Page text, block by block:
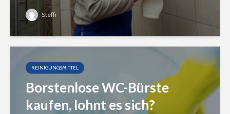
Steffi
REINIGUNGSMITTEL
Borstenlose WC-Bürste
kaufen, lohnt es sich?